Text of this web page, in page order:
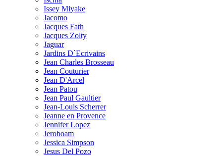
Issey Miyake
Jacomo
Jacques Fath
Jacques Zolty
Jaguar
Jardins D`Ecrivains
Jean Charles Brosseau
Jean Couturier
Jean D'Arcel
Jean Patou
Jean Paul Gaultier
Jean-Louis Scherrer
Jeanne en Provence
Jennifer Lopez
Jeroboam
Jessica Simpson
Jesus Del Pozo